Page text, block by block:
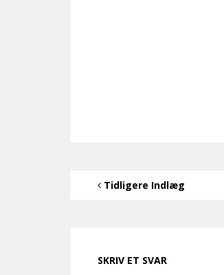
Tidligere Indlæg
SKRIV ET SVAR